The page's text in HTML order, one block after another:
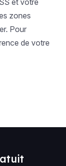
et votre
zones
Pour
de votre